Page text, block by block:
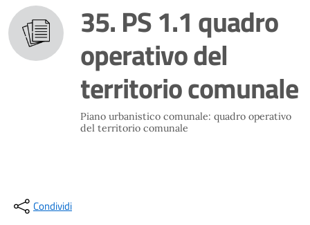
35. PS 1.1 quadro
operativo del
territorio comunale
Piano urbanistico comunale: quadro operativo
del territorio comunale
Condividi